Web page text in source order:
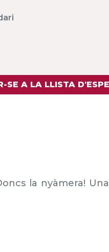
SE A LA LLISTA
la nyàmera!